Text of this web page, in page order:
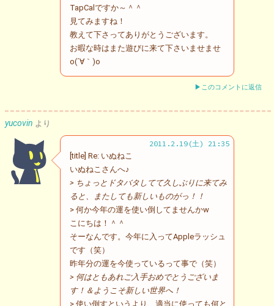
TapCalですか～＾＾
見てみますね！
教えて下さってありがとうございます。
お暇な時はまた遊びに来て下さいませませ
o(´∀｀)o
▶このコメントに返信
yucovin より
2011.2.19(土) 21:35
[title] Re: いぬねこ
いぬねこさんへ♪
> ちょっとドタバタしてて久しぶりに来てみ
ると、またしても新しいものがっ！！
> 何か今年の運を使い倒してませんかw
こにちは！＾＾
そーなんです。今年に入ってAppleラッシュ
です（笑）
昨年分の運を今使っているって事で（笑）
> 何はともあれご入手おめでとうございま
す！＆ようこそ新しい世界へ！
> 使い倒すというより、適当に使っても何と